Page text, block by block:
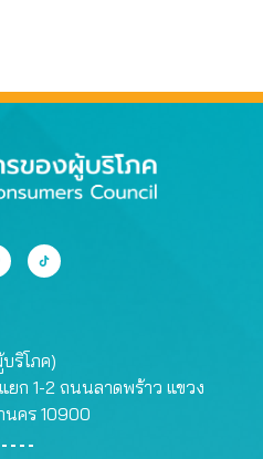
ริโภค)
ยก 1-2 ถนนลาดพร้าว แขวง
นคร 10900